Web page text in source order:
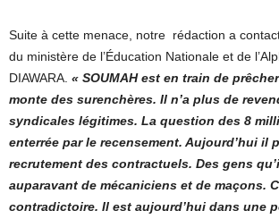
Suite à cette menace, notre rédaction a
du ministère de l’Éducation Nationale et de
DIAWARA. « SOUMAH est en train de
monte des surenchères. Il n’a plus de
syndicales légitimes. La question des 8
enterrée par le recensement. Aujourd’hui il
recrutement des contractuels. Des gens
auparavant de mécaniciens et de maçons.
contradictoire. Il est aujourd’hui dans une